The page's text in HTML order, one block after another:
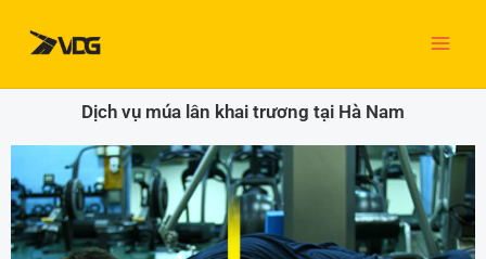
dung
Dịch vụ múa lân khai trương tại Hà Nam